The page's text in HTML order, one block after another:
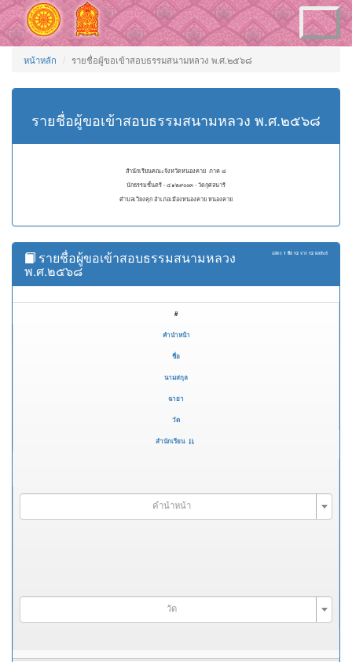
Toggle
navigation
หน้าหลัก รายชื่อผู้ขอเข้าสอบธรรมสนามหลวง พ.ศ.๒๕๖๘
รายชื่อผู้ขอเข้าสอบธรรมสนามหลวง พ.ศ.๒๕๖๘
สำนักเรียนคณะจังหวัดหนองคาย ภาค ๘
นักธรรมชั้นตรี - ๔๑๒๙๐๐๓ - วัดกุศลนารี
ตำบลเวียงคุก อำเภอเมืองหนองคาย หนองคาย
แสดง 1 ถึง 12 จาก 12 ผลลัพธ์
รายชื่อผู้ขอเข้าสอบธรรมสนามหลวง
พ.ศ.๒๕๖๘
#
คำนำหน้า
ชื่อ
นามสกุล
ฉายา
วัด
สำนักเรียน
คำนำหน้า
วัด